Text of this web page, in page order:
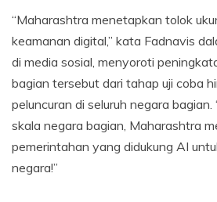
“Maharashtra menetapkan tolok
keamanan digital,” kata Fadnavis
di media sosial, menyoroti
bagian tersebut dari tahap uji coba
peluncuran di seluruh negara bagian.
skala negara bagian, Maharashtra
pemerintahan yang didukung AI
negara!”